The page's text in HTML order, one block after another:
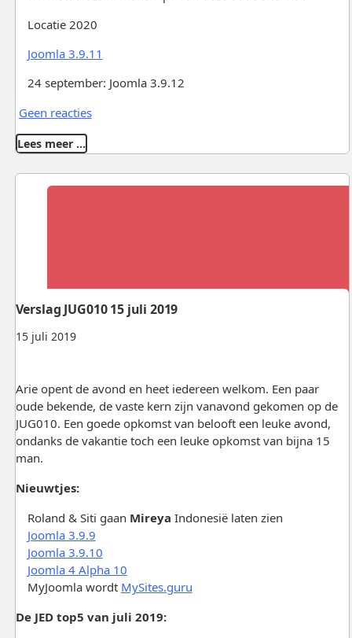
Locatie 2020
Joomla 3.9.11
24 september: Joomla 3.9.12
Geen reacties
Lees meer …
15 juli 2019
Verslag JUG010 15 juli 2019
Arie opent de avond en heet iedereen welkom. Een paar
oude bekende, de vaste kern zijn vanavond gekomen op de
JUG010. Een goede opkomst van belooft een leuke avond,
ondanks de vakantie toch een leuke opkomst van bijna 15
man.
Nieuwtjes:
Roland & Siti gaan Mireya Indonesië laten zien
Joomla 3.9.9
Joomla 3.9.10
Joomla 4 Alpha 10
MyJoomla wordt MySites.guru
De JED top5 van juli 2019: